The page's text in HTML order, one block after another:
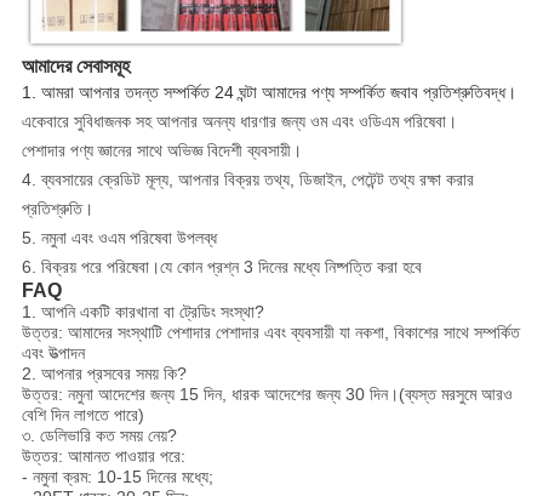
আমাদের সেবাসমূহ
1. আমরা আপনার তদন্ত সম্পর্কিত 24 ঘন্টা আমাদের পণ্য সম্পর্কিত জবাব প্রতিশ্রুতিবদ্ধ।
একেবারে সুবিধাজনক সহ আপনার অনন্য ধারণার জন্য ওম এবং ওডিএম পরিষেবা।
পেশাদার পণ্য জ্ঞানের সাথে অভিজ্ঞ বিদেশী ব্যবসায়ী।
4. ব্যবসায়ের ক্রেডিট মূল্য, আপনার বিক্রয় তথ্য, ডিজাইন, পেটেন্ট তথ্য রক্ষা করার
প্রতিশ্রুতি।
5. নমুনা এবং ওএম পরিষেবা উপলব্ধ
6. বিক্রয় পরে পরিষেবা।যে কোন প্রশ্ন 3 দিনের মধ্যে নিষ্পত্তি করা হবে
FAQ
1. আপনি একটি কারখানা বা ট্রেডিং সংস্থা?
উত্তর: আমাদের সংস্থাটি পেশাদার পেশাদার এবং ব্যবসায়ী যা নকশা, বিকাশের সাথে সম্পর্কিত
এবং উত্পাদন
2. আপনার প্রসবের সময় কি?
উত্তর: নমুনা আদেশের জন্য 15 দিন, ধারক আদেশের জন্য 30 দিন।(ব্যস্ত মরসুমে আরও
বেশি দিন লাগতে পারে)
৩. ডেলিভারি কত সময় নেয়?
উত্তর: আমানত পাওয়ার পরে:
- নমুনা ক্রম: 10-15 দিনের মধ্যে;